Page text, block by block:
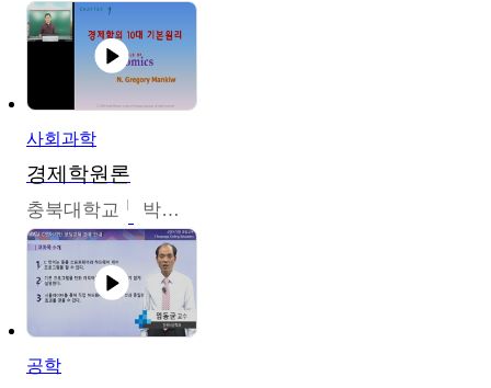
사회과학
경제학원론
충북대학교 박철호
공학